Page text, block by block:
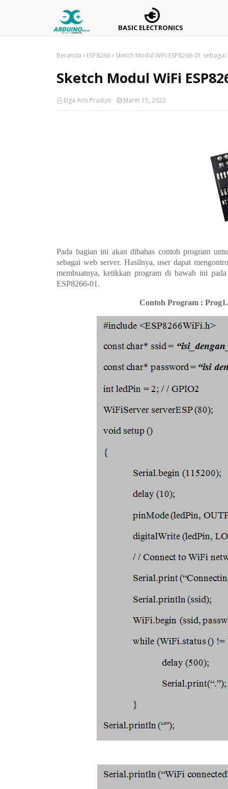
BASIC ELECTRONICS
Beranda ESP8266 Sketch Modul WiFi ESP8266-01
Sketch Modul WiFi
Elga Aris Prastyo Maret 15, 2022
Pada bagian ini akan dibahas contoh program
sebagai web server. Hasilnya, user dapat
membuatnya, ketikkan program di bawah ini
ESP8266-01.
Contoh Program :